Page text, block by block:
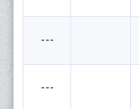
---
---